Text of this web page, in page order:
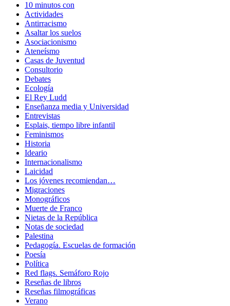
10 minutos con
Actividades
Antirracismo
Asaltar los suelos
Asociacionismo
Ateneísmo
Casas de Juventud
Consultorio
Debates
Ecología
El Rey Ludd
Enseñanza media y Universidad
Entrevistas
Esplais, tiempo libre infantil
Feminismos
Historia
Ideario
Internacionalismo
Laicidad
Los jóvenes recomiendan…
Migraciones
Monográficos
Muerte de Franco
Nietas de la República
Notas de sociedad
Palestina
Pedagogía. Escuelas de formación
Poesía
Política
Red flags. Semáforo Rojo
Reseñas de libros
Reseñas filmográficas
Verano